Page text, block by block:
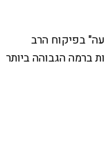
בפיקוח הרב
ברמה הגבוהה ביותר